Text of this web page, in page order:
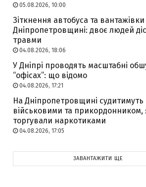
05.08.2026, 10:00
Зіткнення автобуса та
Дніпропетровщині: двоє людей
травми
04.08.2026, 18:06
У Дніпрі проводять масштабні
“офісах”: що відомо
04.08.2026, 17:21
На Дніпропетровщині судитимуть
військовими та прикордонником,
торгували наркотиками
04.08.2026, 17:05
ЗАВАНТАЖИТИ ЩЕ